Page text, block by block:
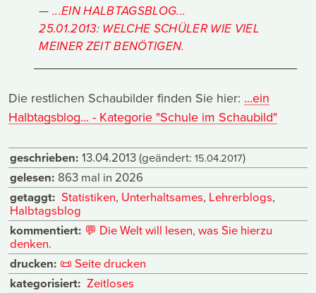
...EIN HALBTAGSBLOG...
25.01.2013: WELCHE SCHÜLER WIE VIEL
MEINER ZEIT BENÖTIGEN.
Die restlichen Schaubilder finden Sie hier: ...ein
Halbtagsblog... - Kategorie "Schule im Schaubild"
geschrieben: 13.04.2013(geändert: 15.04.2017)
gelesen: 863 mal in 2026
getaggt: Statistiken, Unterhaltsames, Lehrerblogs,
Halbtagsblog
kommentiert: 💬 Die Welt will lesen, was Sie hierzu
denken.
drucken: 📜 Seite drucken
kategorisiert: Zeitloses